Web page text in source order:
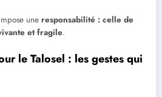
une responsabilité : celle de
et fragile.
le Talosel : les gestes qui